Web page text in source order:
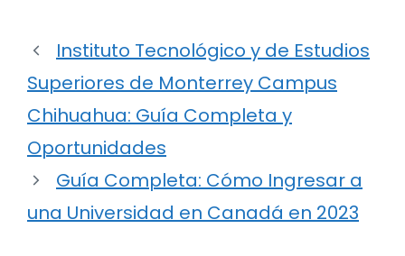
Instituto Tecnológico y de Estudios
Superiores de Monterrey Campus
Chihuahua: Guía Completa y
Oportunidades
Guía Completa: Cómo Ingresar a
una Universidad en Canadá en 2023